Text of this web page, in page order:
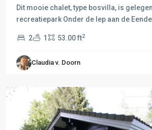
Dit mooie chalet, type bosvilla, is
recreatiepark Onder de Iep aan de Eende
2 1 53.00 ft2
Claudia v. Doorn
B:
Nunspeet-
Harderwijk,
Verkocht